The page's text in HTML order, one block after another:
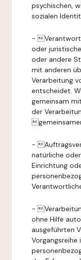
psychischen,
sozialen
-
oder
oder andere
mit anderen
Verarbeitung
entscheidet.
gemeinsam
der
gemeinsamer
-
natürliche
Einrichtung
-
ohne Hilfe
ausgeführten
Vorgangsreihe